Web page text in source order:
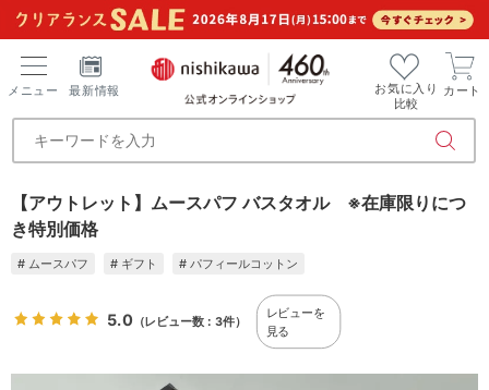
メニュー 最新情報
お気に入り
比較
カート
【アウトレット】ムースパフ バスタオル ※在庫限りにつ
き特別価格
# ムースパフ # ギフト # パフィールコットン
5.0（レビュー数：3件）
レビューを
見る